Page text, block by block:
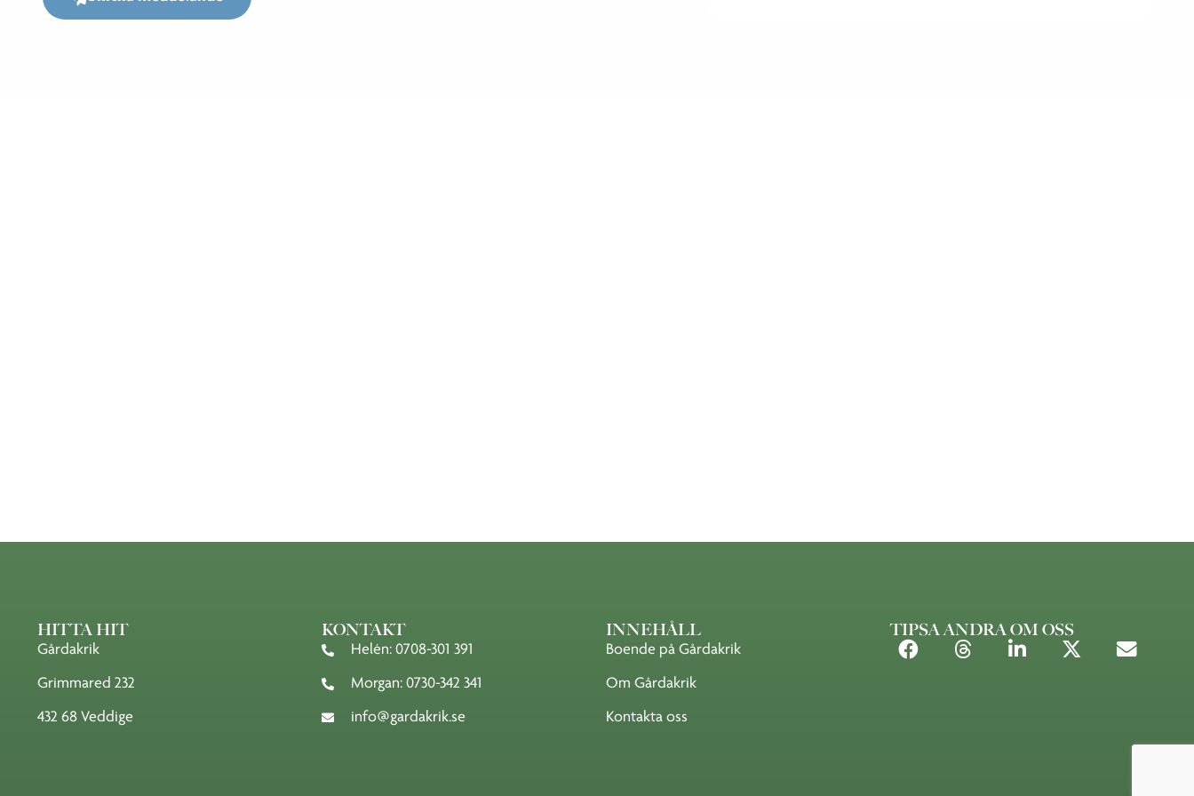
HITTA HIT
Gårdakrik
Grimmared 232
432 68 Veddige
KONTAKT
Helén: 0708-301 391
Morgan: 0730-342 341
info@gardakrik.se
INNEHÅLL
Boende på Gårdakrik
Om Gårdakrik
Kontakta oss
TIPSA ANDRA OM OSS